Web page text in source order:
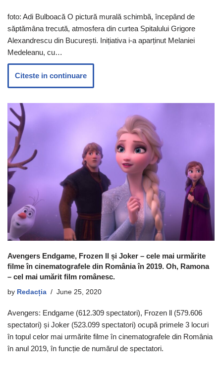
foto: Adi Bulboacă O pictură murală schimbă, începând de
săptămâna trecută, atmosfera din curtea Spitalului Grigore
Alexandrescu din București. Inițiativa i-a aparținut Melaniei
Medeleanu, cu…
Citeste in continuare
Avengers Endgame, Frozen ll și Joker – cele mai urmărite
filme în cinematografele din România în 2019. Oh, Ramona
– cel mai umărit film românesc.
by Redacția June 25, 2020
Avengers: Endgame (612.309 spectatori), Frozen ll (579.606
spectatori) și Joker (523.099 spectatori) ocupă primele 3 locuri
în topul celor mai urmărite filme în cinematografele din România
în anul 2019, în funcție de numărul de spectatori.